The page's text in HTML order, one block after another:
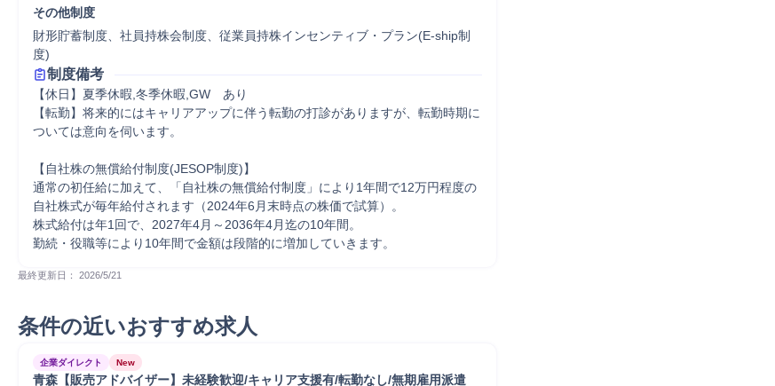
その他制度
財形貯蓄制度、社員持株会制度、従業員持株インセンティブ・プラン(E-ship制
度)
制度備考
【休日】夏季休暇,冬季休暇,GW　あり
【転勤】将来的にはキャリアアップに伴う転勤の打診がありますが、転勤時期に
ついては意向を伺います。
【自社株の無償給付制度(JESOP制度)】
通常の初任給に加えて、「自社株の無償給付制度」により1年間で12万円程度の
自社株式が毎年給付されます（2024年6月末時点の株価で試算）。
株式給付は年1回で、2027年4月～2036年4月迄の10年間。
勤続・役職等により10年間で金額は段階的に増加していきます。
最終更新日： 2026/5/21
条件の近いおすすめ求人
企業ダイレクト New
青森【販売アドバイザー】未経験歓迎/キャリア支援有/転勤なし/無期雇用派遣